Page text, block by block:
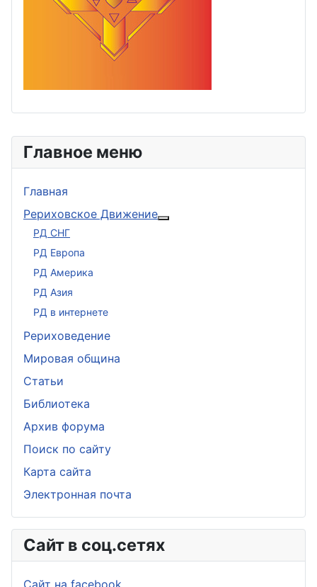
Главное меню
Главная
Рериховское Движение
РД СНГ
РД Европа
РД Америка
РД Азия
РД в интернете
Рериховедение
Мировая община
Статьи
Библиотека
Архив форума
Поиск по сайту
Карта сайта
Электронная почта
Сайт в соц.сетях